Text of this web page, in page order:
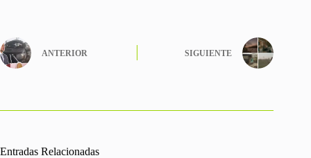
ANTERIOR SIGUIENTE
Entradas Relacionadas